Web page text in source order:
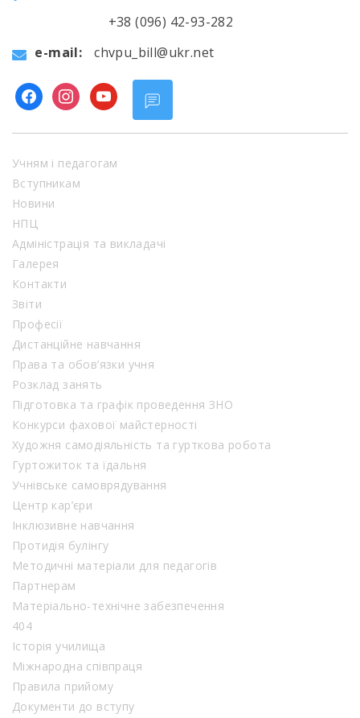
+38 (096) 42-93-282
e-mail:
chvpu_bill@ukr.net
facebookinstagram
youtube
Учням і педагогам
Вступникам
Новини
НПЦ
Адміністрація та викладачі
Галерея
Контакти
Звіти
Професії
Дистанційне навчання
Права та обов’язки учня
Розклад занять
Підготовка та графік проведення ЗНО
Конкурси фахової майстерності
Художня самодіяльність та гурткова робота
Гуртожиток та їдальня
Учнівське самоврядування
Центр кар’єри
Інклюзивне навчання
Протидія булінгу
Методичні матеріали для педагогів
Партнерам
Матеріально-технічне забезпечення
404
Історія училища
Міжнародна співпраця
Правила прийому
Документи до вступу